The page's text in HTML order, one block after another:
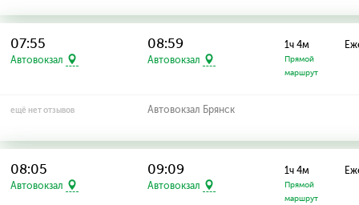
07:55
Автовокзал
08:59
Автовокзал
1ч 4м
Прямой
маршрут
ещё нет отзывов Автовокзал Брянск
08:05
Автовокзал
09:09
Автовокзал
1ч 4м
Прямой
маршрут